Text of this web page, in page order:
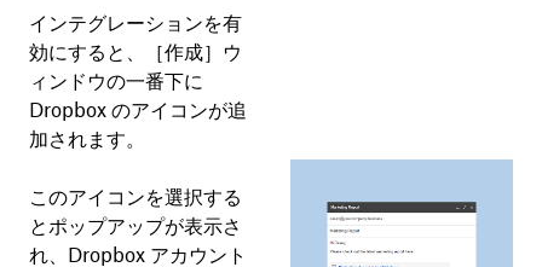
インテグレーションを有
効にすると、［作成］ウ
ィンドウの一番下に
Dropbox のアイコンが追
加されます。
このアイコンを選択する
とポップアップが表示さ
れ、Dropbox アカウント